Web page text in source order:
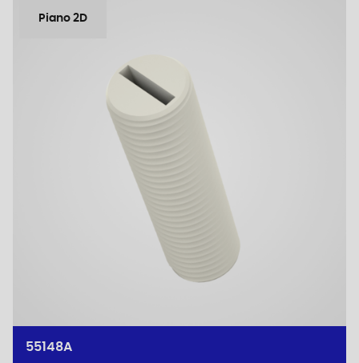
Piano 2D
55148A